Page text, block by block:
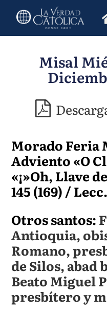
Misal
Morado Feria
Adviento «O
«¡»Oh, Llave
145 (169) /
Otros santos:
Antioquia,
Romano,
de Silos, abad
Beato Miguel
presbítero y